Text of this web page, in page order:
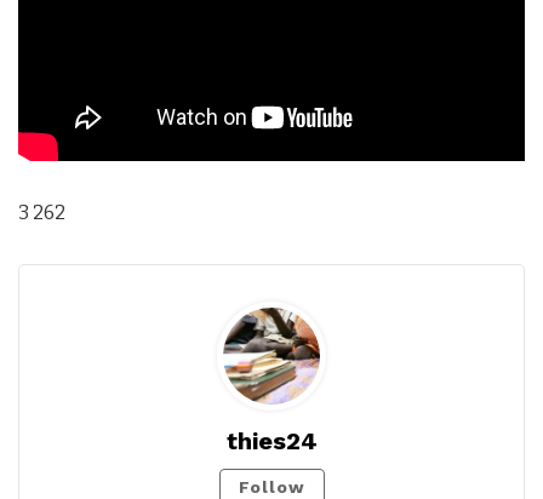
3 262
thies24
Follow